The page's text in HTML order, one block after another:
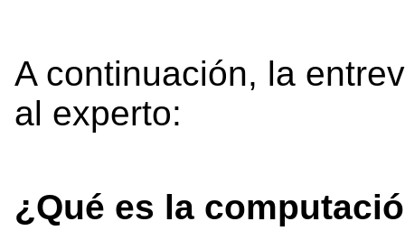
A continuación, la
al experto:
¿Qué es la